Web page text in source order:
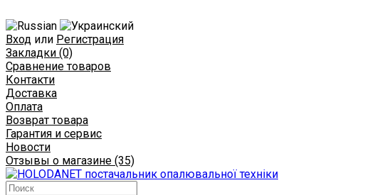
Вход или Регистрация
Закладки (0)
Сравнение товаров
Контакти
Доставка
Оплата
Возврат товара
Гарантия и сервис
Новости
Отзывы о магазине (35)